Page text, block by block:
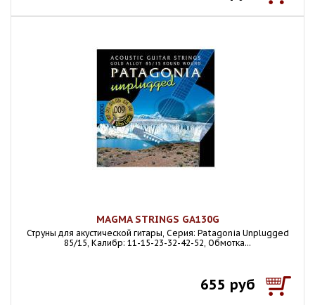
MAGMA STRINGS GA130G
Струны для акустической гитары, Серия: Patagonia Unplugged
85/15, Калибр: 11-15-23-32-42-52, Обмотка...
655 руб